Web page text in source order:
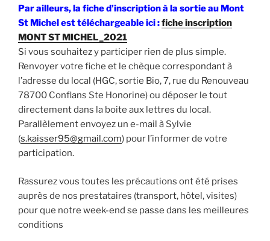
Par ailleurs, la fiche d’inscription à la sortie au Mont
St Michel est téléchargeable ici :fiche inscription
MONT ST MICHEL_2021
Si vous souhaitez y participer rien de plus simple.
Renvoyer votre fiche et le chèque correspondant à
l’adresse du local (HGC, sortie Bio, 7, rue du Renouveau
78700 Conflans Ste Honorine) ou déposer le tout
directement dans la boite aux lettres du local.
Parallèlement envoyez un e-mail à Sylvie
(s.kaisser95@gmail.com) pour l’informer de votre
participation.
Rassurez vous toutes les précautions ont été prises
auprès de nos prestataires (transport, hôtel, visites)
pour que notre week-end se passe dans les meilleures
conditions